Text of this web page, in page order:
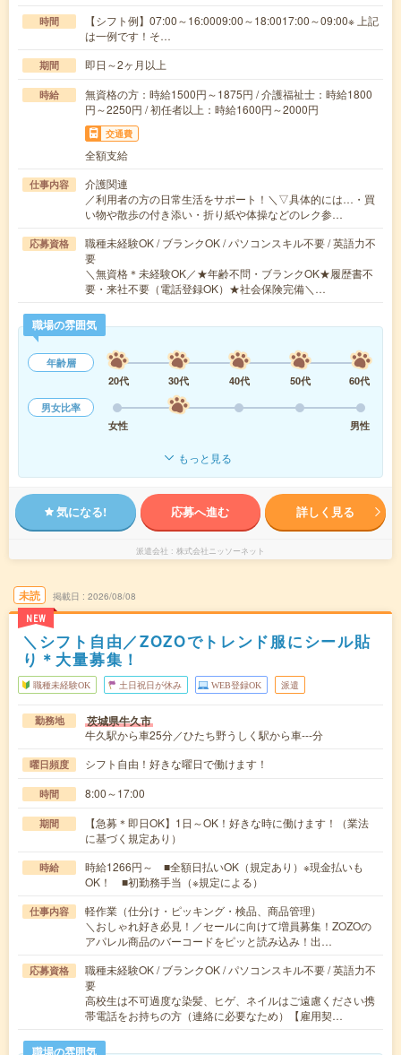
時間
【シフト例】07:00～16:0009:00～18:0017:00～09:00※ 上記
は一例です！そ…
期間 即日～2ヶ月以上
時給
無資格の方：時給1500円～1875円 / 介護福祉士：時給1800
円～2250円 / 初任者以上：時給1600円～2000円
交通費
全額支給
仕事内容
介護関連
／利用者の方の日常生活をサポート！＼▽具体的には…・買
い物や散歩の付き添い・折り紙や体操などのレク参…
応募資格
職種未経験OK / ブランクOK / パソコンスキル不要 / 英語力不
要
＼無資格＊未経験OK／★年齢不問・ブランクOK★履歴書不
要・来社不要（電話登録OK）★社会保険完備＼…
職場の雰囲気
年齢層
20代
30代 40代 50代
60代
男女比率
女性
男性
もっと見る
気になる! 応募へ進む 詳しく見る
派遣会社 株式会社ニッソーネット
未読
NEW
掲載日 2026/08/08
＼シフト自由／ZOZOでトレンド服にシール貼
り＊大量募集！
職種未経験OK 土日祝日が休み WEB登録OK 派遣
勤務地 茨城県牛久市
牛久駅から車25分／ひたち野うしく駅から車---分
曜日頻度 シフト自由！好きな曜日で働けます！
時間 8:00～17:00
期間
【急募＊即日OK】1日～OK！好きな時に働けます！（業法
に基づく規定あり）
時給
時給1266円～ ■全額日払いOK（規定あり）※現金払いも
OK！ ■初勤務手当（※規定による）
仕事内容
軽作業（仕分け・ピッキング・検品、商品管理）
＼おしゃれ好き必見！／セールに向けて増員募集！ZOZOの
アパレル商品のバーコードをピッと読み込み！出…
応募資格
職種未経験OK / ブランクOK / パソコンスキル不要 / 英語力不
要
高校生は不可過度な染髪、ヒゲ、ネイルはご遠慮ください携
帯電話をお持ちの方（連絡に必要なため）【雇用契…
職場の雰囲気